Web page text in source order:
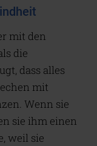
mit den
die
dass alles
mit
Wenn sie
sie ihm einen
weil sie